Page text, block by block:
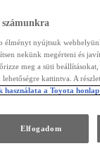
számunkra
élményt nyújtsuk
nekünk megérteni és
meg a süti
kattintva. A
használata a Toyota
Elfogadom